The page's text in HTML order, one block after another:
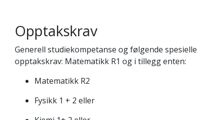
Opptakskrav
Generell studiekompetanse og følgende spesielle
opptakskrav: Matematikk R1 og i tillegg enten:
Matematikk R2
Fysikk 1 + 2 eller